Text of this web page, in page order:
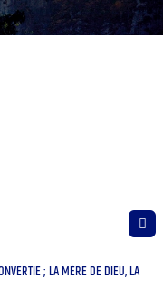
; LA MÈRE DE DIEU, LA